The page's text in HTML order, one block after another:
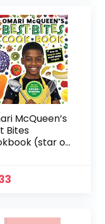
McQueen’s
Bites
(star of